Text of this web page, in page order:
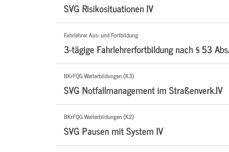
SVG Risikosituationen IV
Fahrlehrer Aus- und Fortbildung
3-tägige Fahrlehrerfortbildung nach § 53
BKrFQG Weiterbildungen (K3)
SVG Notfallmanagement im Straßenverk.IV
BKrFQG Weiterbildungen (K2)
SVG Pausen mit System IV